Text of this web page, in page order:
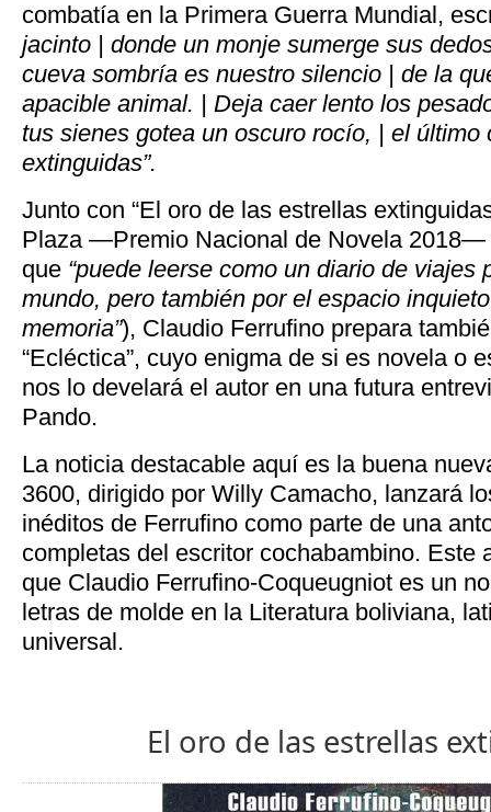
combatía en la Primera Guerra Mundial,
jacinto | donde un monje sumerge sus
cueva sombría es nuestro silencio | de la
apacible animal. | Deja caer lento los
tus sienes gotea un oscuro rocío, | el último
extinguidas”.
Junto con “El oro de las estrellas
Plaza —Premio Nacional de Novela 2018—
que “puede leerse como un diario de viajes
mundo, pero también por el espacio
memoria”), Claudio Ferrufino prepara
“Ecléctica”, cuyo enigma de si es novela o
nos lo develará el autor en una futura
Pando.
La noticia destacable aquí es la buena
3600, dirigido por Willy Camacho, lanzará
inéditos de Ferrufino como parte de una
completas del escritor cochabambino. Este
que Claudio Ferrufino-Coqueugniot es un
letras de molde en la Literatura boliviana,
universal.
El oro de las estrellas